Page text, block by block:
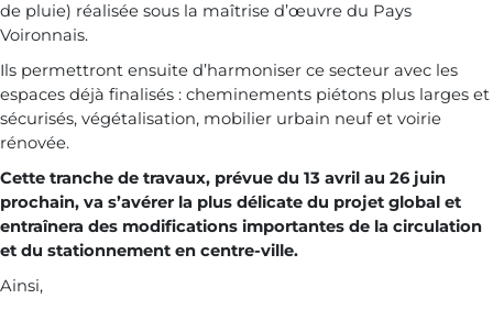
de pluie) réalisée sous la maîtrise d’œuvre du Pays
Voironnais.
Ils permettront ensuite d’harmoniser ce secteur avec les
espaces déjà finalisés : cheminements piétons plus larges et
sécurisés, végétalisation, mobilier urbain neuf et voirie
rénovée.
Cette tranche de travaux, prévue du 13 avril au 26 juin
prochain, va s’avérer la plus délicate du projet global et
entraînera des modifications importantes de la circulation
et du stationnement en centre-ville.
Ainsi,